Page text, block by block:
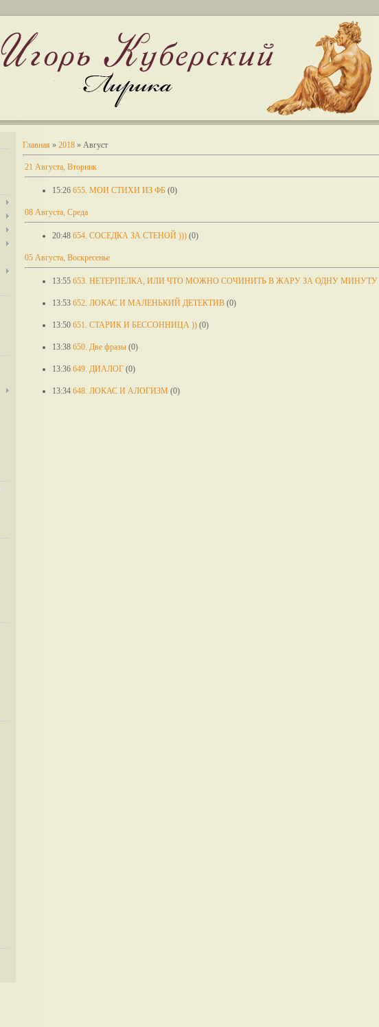
Главная » 2018 » Август
21 Августа, Вторник
15:26 655. МОИ СТИХИ ИЗ ФБ (0)
08 Августа, Среда
20:48 654. СОСЕДКА ЗА СТЕНОЙ ))) (0)
05 Августа, Воскресенье
13:55 653. НЕТЕРПЕЛКА, ИЛИ ЧТО МОЖНО СОЧИНИТЬ В ЖАРУ ЗА ОДНУ МИНУТУ
13:53 652. ЛОКАС И МАЛЕНЬКИЙ ДЕТЕКТИВ (0)
13:50 651. СТАРИК И БЕССОННИЦА )) (0)
13:38 650. Две фразы (0)
13:36 649. ДИАЛОГ (0)
13:34 648. ЛОКАС И АЛОГИЗМ (0)